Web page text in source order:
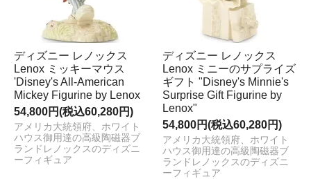
ディズニー レノックス
Lenox ミッキーマウス
'Disney's All-American
Mickey Figurine by Lenox
54,800円(税込60,280円)
アメリカ大統領府、ホワイト
ハウス御用達の高級陶磁器ブ
ランドレノックスのディズニ
ーフィギュア
ディズニー レノックス
Lenox ミニーのサプライズ
ギフト "Disney's Minnie's
Surprise Gift Figurine by
Lenox"
54,800円(税込60,280円)
アメリカ大統領府、ホワイト
ハウス御用達の高級陶磁器ブ
ランドレノックスのディズニ
ーフィギュア